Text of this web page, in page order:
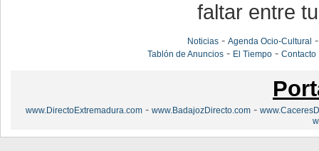
faltar entre
Noticias -Agenda Ocio-Cultural
Tablón de Anuncios - El Tiempo -Contacto
www.DirectoExtremadura.com - www.BadajozDirecto.com -